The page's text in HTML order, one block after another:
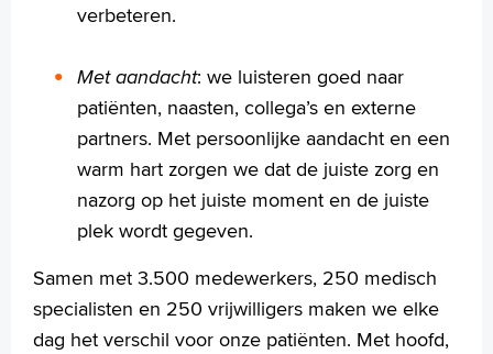
verbeteren.
Met aandacht: we luisteren goed naar
patiënten, naasten, collega’s en externe
partners. Met persoonlijke aandacht en een
warm hart zorgen we dat de juiste zorg en
nazorg op het juiste moment en de juiste
plek wordt gegeven.
Samen met 3.500 medewerkers, 250 medisch
specialisten en 250 vrijwilligers maken we elke
dag het verschil voor onze patiënten. Met hoofd,